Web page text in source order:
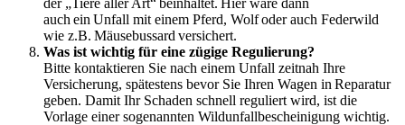
auch ein Unfall mit einem Pferd, Wolf oder auch Federwild
wie z.B. Mäusebussard versichert.
Was ist wichtig für eine zügige Regulierung?
Bitte kontaktieren Sie nach einem Unfall zeitnah Ihre
Versicherung, spätestens bevor Sie Ihren Wagen in Reparatur
geben. Damit Ihr Schaden schnell reguliert wird, ist die
Vorlage einer sogenannten Wildunfallbescheinigung wichtig.